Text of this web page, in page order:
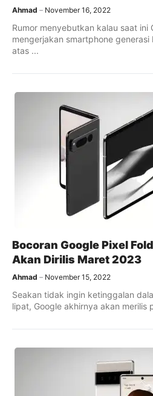
Ahmad November 16, 2022
Rumor menyebutkan kalau saat ini
mengerjakan smartphone
atas ...
Bocoran Google Pixel
Akan Dirilis Maret 2023
Ahmad November 15, 2022
Seakan tidak ingin ketinggalan
lipat, Google akhirnya akan merilis